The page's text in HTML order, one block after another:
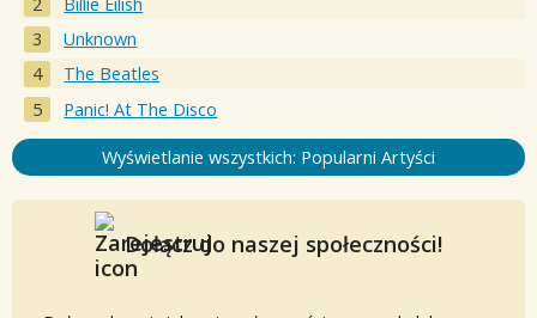
Unknown
The Beatles
Panic! At The Disco
Wyświetlanie wszystkich: Popularni Artyści
Dołącz do naszej społeczności!